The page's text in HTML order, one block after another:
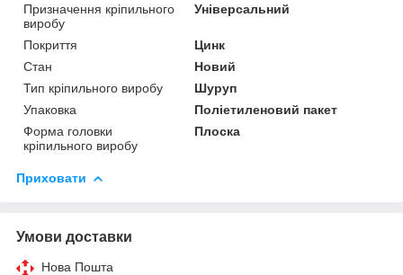
Призначення кріпильного
виробу
Універсальний
Покриття
Цинк
Стан
Новий
Тип кріпильного виробу
Шуруп
Упаковка
Поліетиленовий пакет
Форма головки
кріпильного виробу
Плоска
Приховати
Умови доставки
Нова Пошта